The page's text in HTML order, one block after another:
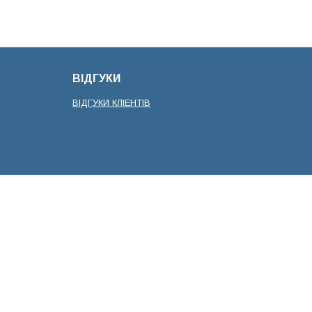
ВІДГУКИ
ВІДГУКИ КЛІЕНТІВ